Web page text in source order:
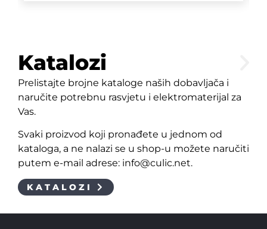
Katalozi
Prelistajte brojne kataloge naših dobavljača i
naručite potrebnu rasvjetu i elektromaterijal za
Vas.
Svaki proizvod koji pronađete u jednom od
kataloga, a ne nalazi se u shop-u možete naručiti
putem e-mail adrese: info@culic.net.
KATALOZI